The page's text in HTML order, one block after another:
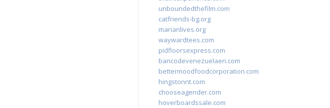
unboundedthefilm.com
catfriends-bg.org
marianlives.org
waywardtees.com
pidfloorsexpress.com
bancodevenezuelaen.com
bettermoodfoodcorporation.com
hingstonnt.com
chooseagender.com
hoverboardssale.com